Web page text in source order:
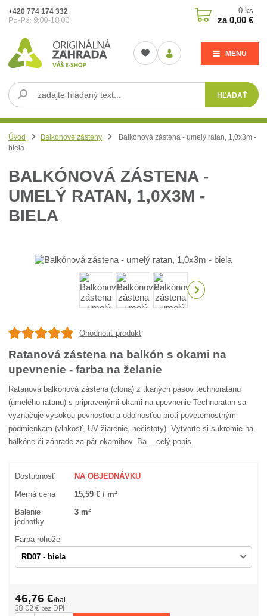
MENU
HĽADAŤ
+420 774 174 332
Po-Pá: 9:00-18:00
0 ks
za0,00 €
Úvod Balkónové zásteny
Balkónová zástena - umelý ratan, 1,0x3m -
biela
BALKÓNOVÁ ZÁSTENA -
UMELÝ RATAN, 1,0X3M -
BIELA
Ohodnotiť produkt
Ratanová zástena na balkón s okami na
upevnenie - farba na želanie
Ratanová balkónová zástena (clona) z tkaných pásov technoratanu
(umelého ratanu) s pripravenými okami na upevnenie Technoratan sa
vyznačuje vysokou pevnosťou a odolnosťou proti poveternostným
podmienkam (vlhkosť, UV žiarenie, nečistoty). Vytvorte si súkromie na
balkóne či záhrade za pár okamihov. Ba...celý popis
Dostupnosť NA OBJEDNÁVKU
Merná cena 15,59 € / m²
Balenie
jednotky
3 m²
Farba rohože
46,76 €/bal
38,02 € bez DPH